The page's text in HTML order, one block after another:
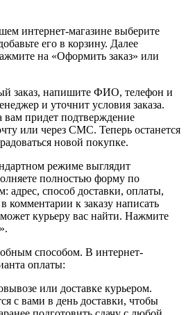
интернет-магазине выберите
его в корзину. Далее
на «Оформить заказ» или
заказ, напишите ФИО, телефон и
и уточнит условия заказа.
вам придет подтверждение
или через СМС. Теперь останется
новой покупке.
режиме выглядит
полностью форму по
адрес, способ доставки, оплаты,
комментарии к заказу написать
курьеру вас найти. Нажмите
способом. В интернет-
оплаты:
или доставке курьером.
с вами в день доставки, чтобы